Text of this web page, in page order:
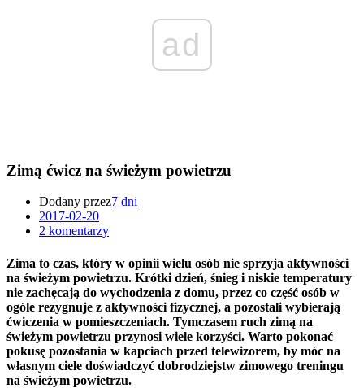
ad
Zimą ćwicz na świeżym powietrzu
Dodany przez7 dni
2017-02-20
2 komentarzy
Zima to czas, który w opinii wielu osób nie sprzyja aktywności
na świeżym powietrzu. Krótki dzień, śnieg i niskie temperatury
nie zachęcają do wychodzenia z domu, przez co część osób w
ogóle rezygnuje z aktywności fizycznej, a pozostali wybierają
ćwiczenia w pomieszczeniach. Tymczasem ruch zimą na
świeżym powietrzu przynosi wiele korzyści. Warto pokonać
pokusę pozostania w kapciach przed telewizorem, by móc na
własnym ciele doświadczyć dobrodziejstw zimowego treningu
na świeżym powietrzu.